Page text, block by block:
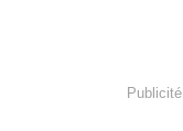
Publicité